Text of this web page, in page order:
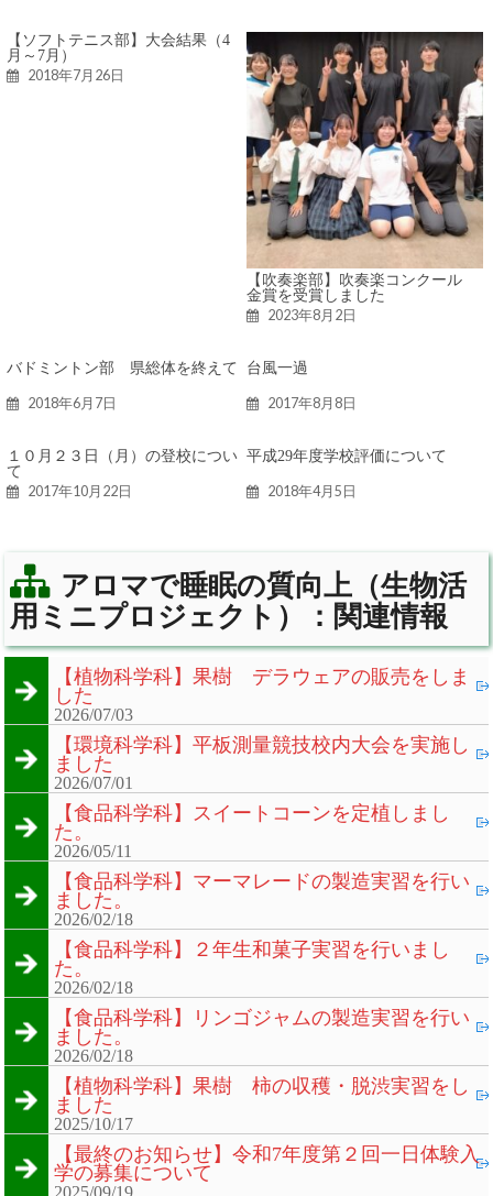
【ソフトテニス部】大会結果（4
月～7月）
2018年7月26日
【吹奏楽部】吹奏楽コンクール
金賞を受賞しました
2023年8月2日
バドミントン部 県総体を終えて
2018年6月7日
台風一過
2017年8月8日
１０月２３日（月）の登校につい
て
2017年10月22日
平成29年度学校評価について
2018年4月5日
アロマで睡眠の質向上（生物活
用ミニプロジェクト）：関連情報
【植物科学科】果樹 デラウェアの販売をしま
した
2026/07/03
【環境科学科】平板測量競技校内大会を実施し
ました
2026/07/01
【食品科学科】スイートコーンを定植しまし
た。
2026/05/11
【食品科学科】マーマレードの製造実習を行い
ました。
2026/02/18
【食品科学科】２年生和菓子実習を行いまし
た。
2026/02/18
【食品科学科】リンゴジャムの製造実習を行い
ました。
2026/02/18
【植物科学科】果樹 柿の収穫・脱渋実習をし
ました
2025/10/17
【最終のお知らせ】令和7年度第２回一日体験入
学の募集について